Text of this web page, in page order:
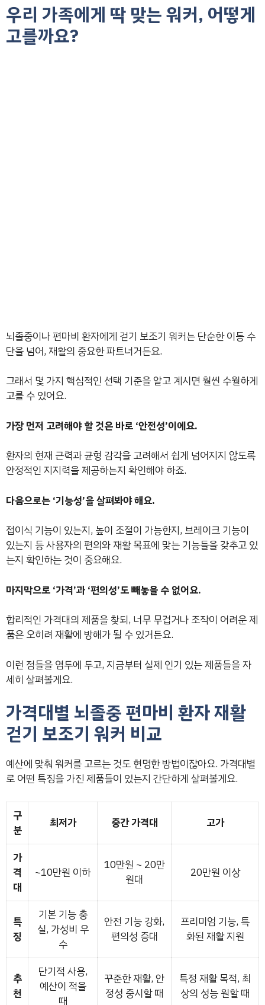
우리 가족에게 딱 맞는 워커, 어떻게
고를까요?
뇌졸중이나 편마비 환자에게 걷기 보조기 워커는 단순한 이동 수
단을 넘어, 재활의 중요한 파트너거든요.
그래서 몇 가지 핵심적인 선택 기준을 알고 계시면 훨씬 수월하게
고를 수 있어요.
가장 먼저 고려해야 할 것은 바로 ‘안전성’이에요.
환자의 현재 근력과 균형 감각을 고려해서 쉽게 넘어지지 않도록
안정적인 지지력을 제공하는지 확인해야 하죠.
다음으로는 ‘기능성’을 살펴봐야 해요.
접이식 기능이 있는지, 높이 조절이 가능한지, 브레이크 기능이
있는지 등 사용자의 편의와 재활 목표에 맞는 기능들을 갖추고 있
는지 확인하는 것이 중요해요.
마지막으로 ‘가격’과 ‘편의성’도 빼놓을 수 없어요.
합리적인 가격대의 제품을 찾되, 너무 무겁거나 조작이 어려운 제
품은 오히려 재활에 방해가 될 수 있거든요.
이런 점들을 염두에 두고, 지금부터 실제 인기 있는 제품들을 자
세히 살펴볼게요.
가격대별 뇌졸중 편마비 환자 재활
걷기 보조기 워커 비교
예산에 맞춰 워커를 고르는 것도 현명한 방법이잖아요. 가격대별
로 어떤 특징을 가진 제품들이 있는지 간단하게 살펴볼게요.
구
분
최저가 중간 가격대 고가
가
격
대
~10만원 이하
10만원 ~ 20만
원대
20만원 이상
특
징
기본 기능 충
실, 가성비 우
수
안전 기능 강화,
편의성 증대
프리미엄 기능, 특
화된 재활 지원
추
천
단기적 사용,
예산이 적을
때
꾸준한 재활, 안
정성 중시할 때
특정 재활 목적, 최
상의 성능 원할 때